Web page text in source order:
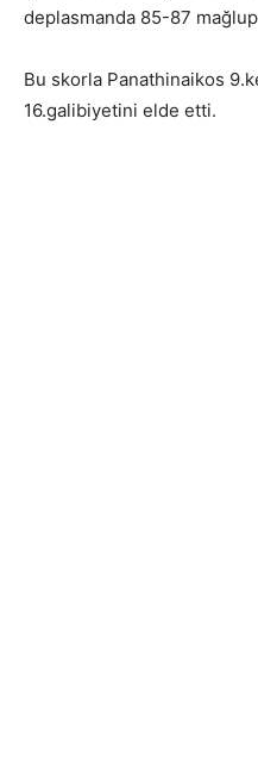
deplasmanda 85-87
Bu skorla Panathinaikos
16.galibiyetini elde etti.